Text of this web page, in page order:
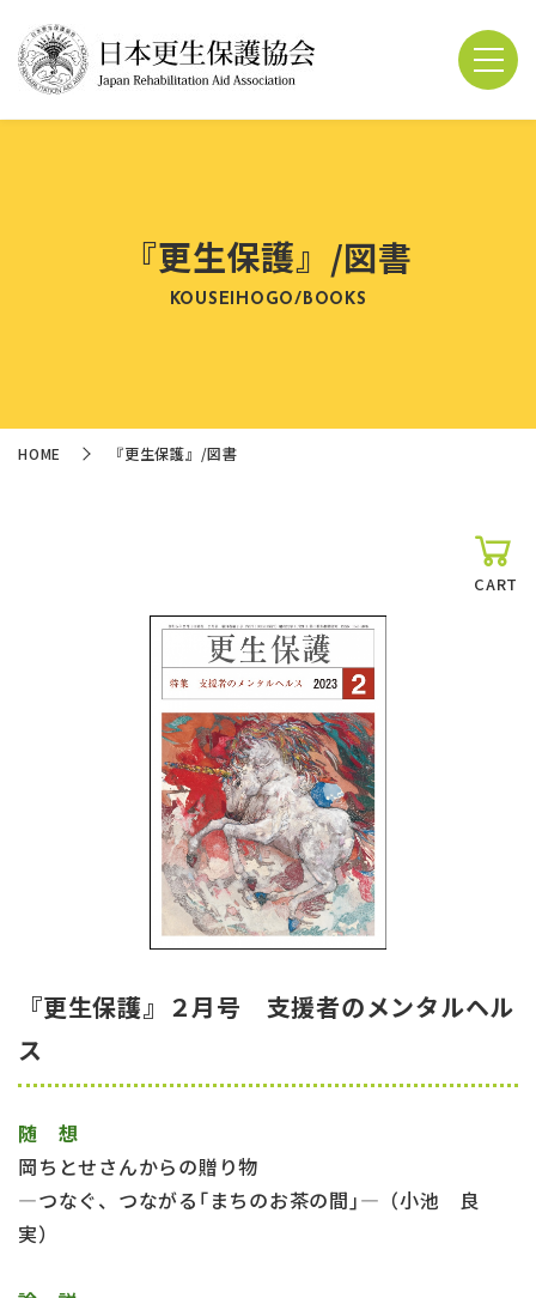
『更生保護』/図書
KOUSEIHOGO/BOOKS
HOME 『更生保護』/図書
CART
『更生保護』２月号 支援者のメンタルヘル
ス
随 想
岡ちとせさんからの贈り物
―つなぐ、つながる｢まちのお茶の間｣―（小池 良
実）